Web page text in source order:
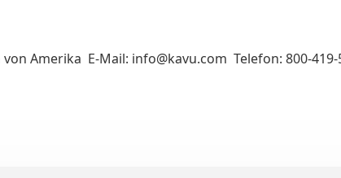
Amerika E-Mail: info@kavu.com Telefon: 800-